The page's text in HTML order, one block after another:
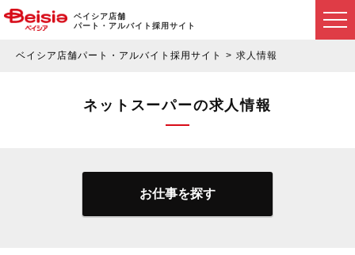
ベイシア店舗
パート・アルバイト採用サイト
ベイシア店舗パート・アルバイト採用サイト 求人情報
ネットスーパーの求人情報
お仕事を探す